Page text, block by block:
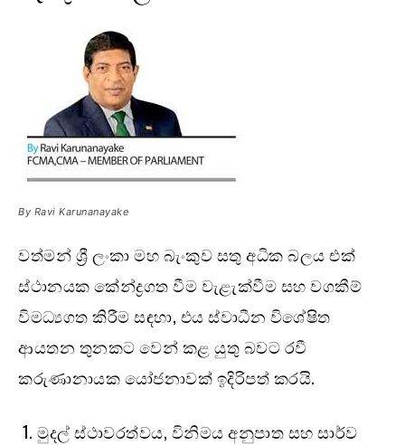
By Ravi Karunanayake
වත්මන් ශ්‍රී ලංකා මහ බැංකුව සතු අධික බලය එක්
ස්ථානයක කේන්ද්‍රගත වීම වැළැක්වීම සහ වගකීම්
විමධ්‍යගත කිරීම සඳහා, එය ස්වාධීන විශේෂිත
ආයතන තුනකට වෙන් කළ යුතු බවට රවී
කරුණානායක යෝජනාවක් ඉදිරිපත් කරයි.
මුදල් ස්ථාවරත්වය, විනිමය අනුපාත සහ සාර්ව